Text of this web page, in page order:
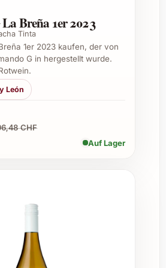
von Moteur
Präsente für Freunde oder
oder andere Festtage
Sommerfesten oder
Fragen zu Moteur
2023
Breña 1er 2023
Tinta
1er 2023 kaufen, der von
G in hergestellt wurde.
León
CHF
Auf Lager